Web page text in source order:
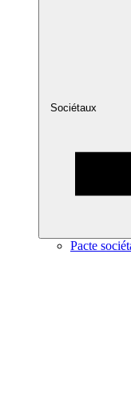
Sociétaux
Pacte